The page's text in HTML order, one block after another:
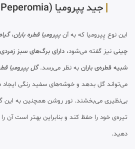
جید پپرومیا (Jayde Peperomia)
این نوع پِپرومیا که به آن پپرومیا قطره باران،
چینی نیز گفته می‌شود، دارای برگ‌های سبز
شبیه قطره‌ی باران به نظر می‌رسد.گل پپرومیا
می‌تواند گل بدهد و خوشه‌های سفید رنگی ایجاد
بی‌نظیری می‌بخشند. نور روشن همچنین به این
تیره‌ی خود را حفظ کند و بنابراین بهتر است آن را
دهید.